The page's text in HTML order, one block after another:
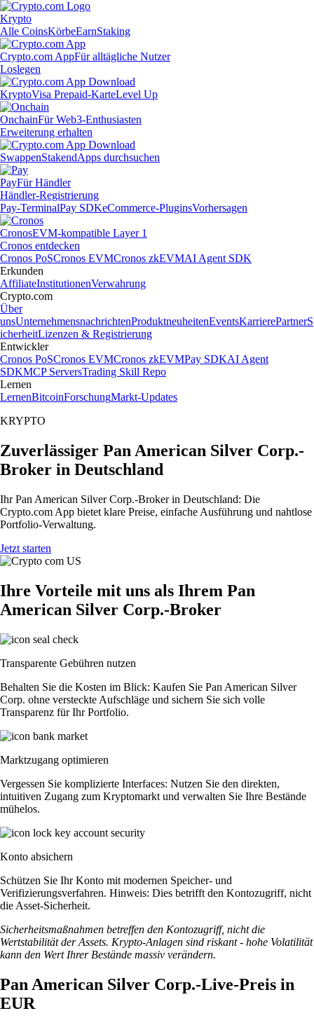
Krypto
Alle CoinsKörbeEarnStaking
Crypto.com AppFür alltägliche Nutzer
Loslegen
KryptoVisa Prepaid-KarteLevel Up
OnchainFür Web3-Enthusiasten
Erweiterung erhalten
SwappenStakendApps durchsuchen
PayFür Händler
Händler-Registrierung
Pay-TerminalPay SDKeCommerce-PluginsVorhersagen
CronosEVM-kompatible Layer 1
Cronos entdecken
Cronos PoSCronos EVMCronos zkEVMAI Agent SDK
Erkunden
AffiliateInstitutionenVerwahrung
Crypto.com
Über
unsUnternehmensnachrichtenProduktneuheitenEventsKarrierePartnerS
icherheitLizenzen & Registrierung
Entwickler
Cronos PoSCronos EVMCronos zkEVMPay SDKAI Agent
SDKMCP ServersTrading Skill Repo
Lernen
LernenBitcoinForschungMarkt-Updates
KRYPTO
Zuverlässiger Pan American Silver Corp.-
Broker in Deutschland
Ihr Pan American Silver Corp.-Broker in Deutschland: Die
Crypto.com App bietet klare Preise, einfache Ausführung und nahtlose
Portfolio-Verwaltung.
Jetzt starten
Ihre Vorteile mit uns als Ihrem Pan
American Silver Corp.-Broker
Transparente Gebühren nutzen
Behalten Sie die Kosten im Blick: Kaufen Sie Pan American Silver
Corp. ohne versteckte Aufschläge und sichern Sie sich volle
Transparenz für Ihr Portfolio.
Marktzugang optimieren
Vergessen Sie komplizierte Interfaces: Nutzen Sie den direkten,
intuitiven Zugang zum Kryptomarkt und verwalten Sie Ihre Bestände
mühelos.
Konto absichern
Schützen Sie Ihr Konto mit modernen Speicher- und
Verifizierungsverfahren. Hinweis: Dies betrifft den Kontozugriff, nicht
die Asset-Sicherheit.
Sicherheitsmaßnahmen betreffen den Kontozugriff, nicht die
Wertstabilität der Assets. Krypto-Anlagen sind riskant - hohe Volatilität
kann den Wert Ihrer Bestände massiv verändern.
Pan American Silver Corp.-Live-Preis in
EUR